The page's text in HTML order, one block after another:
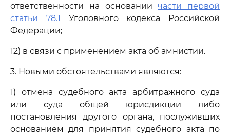
ответственности на основаниичасти первой
статьи 78.1 Уголовного кодекса Российской
Федерации;
12) в связи с применением акта об амнистии.
3. Новыми обстоятельствами являются:
1) отмена судебного акта арбитражного суда
или суда общей юрисдикции либо
постановления другого органа, послуживших
основанием для принятия судебного акта по